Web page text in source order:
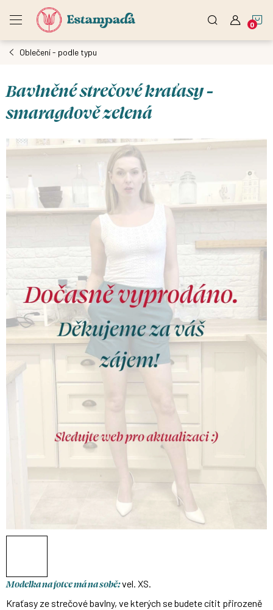
Oblečení - podle typu
Bavlněné strečové kraťasy -
smaragdově zelená
Modelka na fotce má na sobě:vel. XS.
Kraťasy ze strečové bavlny, ve kterých se budete cítit přirozeně